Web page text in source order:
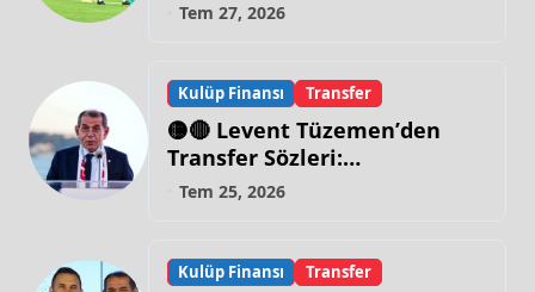
Tem 27, 2026
Kulüp Finansı Transfer
🟡🔴 Levent Tüzemen’den
Transfer Sözleri:
“Galatasaray’ın Zirve
Tem 25, 2026
Kulüp Finansı Transfer